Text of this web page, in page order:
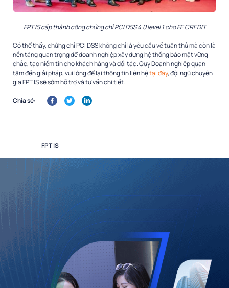
FPT IS cấp thành công chứng chỉ PCI DSS 4.0 level 1 cho FE CREDIT
Có thể thấy, chứng chỉ PCI DSS không chỉ là yêu cầu về tuân thủ mà còn là
nền tảng quan trọng để doanh nghiệp xây dựng hệ thống bảo mật vững
chắc, tạo niềm tin cho khách hàng và đối tác. Quý Doanh nghiệp quan
tâm đến giải pháp, vui lòng để lại thông tin liên hệtại đây, đội ngũ chuyên
gia FPT IS sẽ sớm hỗ trợ và tư vấn chi tiết.
Chia sẻ:
FPT IS